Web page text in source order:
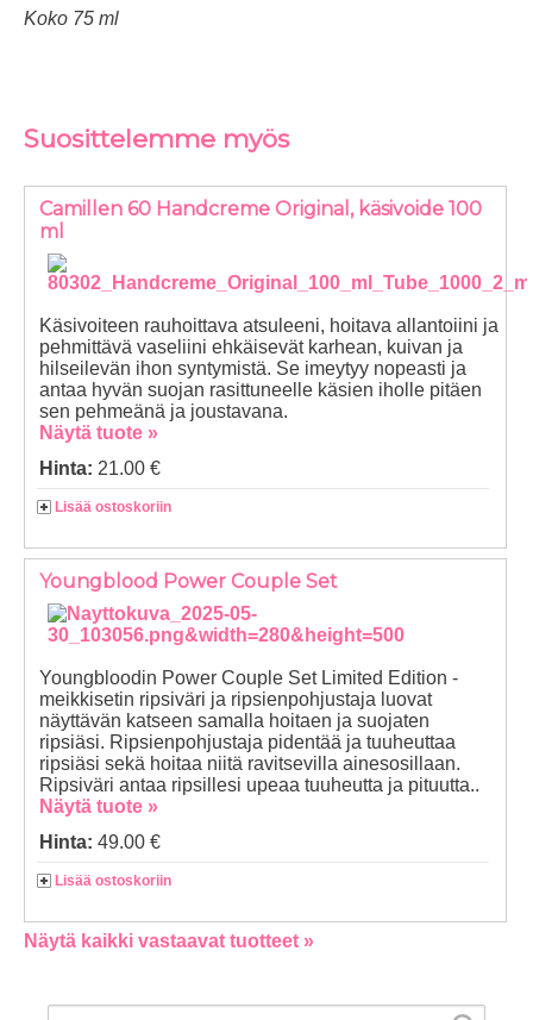
Koko 75 ml
Suosittelemme myös
Camillen 60 Handcreme Original, käsivoide 100
ml
Käsivoiteen rauhoittava atsuleeni, hoitava allantoiini ja
pehmittävä vaseliini ehkäisevät karhean, kuivan ja
hilseilevän ihon syntymistä. Se imeytyy nopeasti ja
antaa hyvän suojan rasittuneelle käsien iholle pitäen
sen pehmeänä ja joustavana.
Näytä tuote »
Hinta: 21.00 €
Lisää ostoskoriin
Youngblood Power Couple Set
Youngbloodin Power Couple Set Limited Edition -
meikkisetin ripsiväri ja ripsienpohjustaja luovat
näyttävän katseen samalla hoitaen ja suojaten
ripsiäsi. Ripsienpohjustaja pidentää ja tuuheuttaa
ripsiäsi sekä hoitaa niitä ravitsevilla ainesosillaan.
Ripsiväri antaa ripsillesi upeaa tuuheutta ja pituutta..
Näytä tuote »
Hinta: 49.00 €
Lisää ostoskoriin
Näytä kaikki vastaavat tuotteet »